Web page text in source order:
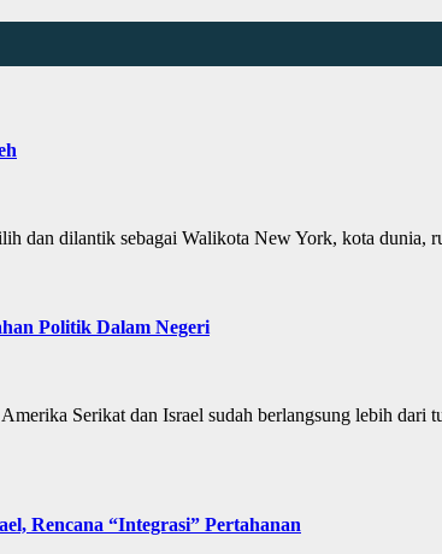
dan dilantik sebagai Walikota New York, kota
Politik Dalam Negeri
Serikat dan Israel sudah berlangsung lebih dari
Rencana “Integrasi” Pertahanan